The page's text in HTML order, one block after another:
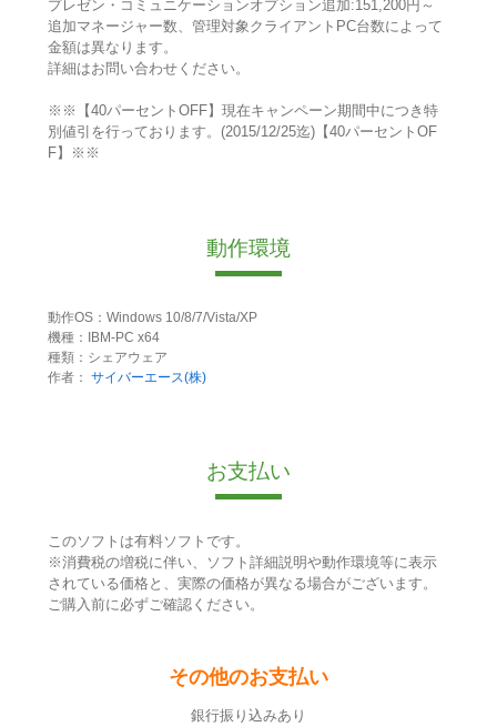
プレゼン・コミュニケーションオプション追加:151,200円～
追加マネージャー数、管理対象クライアントPC台数によって
金額は異なります。
詳細はお問い合わせください。
※※【40パーセントOFF】現在キャンペーン期間中につき特
別値引を行っております。(2015/12/25迄)【40パーセントOF
F】※※
動作環境
動作OS：Windows 10/8/7/Vista/XP
機種：IBM-PC x64
種類：シェアウェア
作者： サイバーエース(株)
お支払い
このソフトは有料ソフトです。
※消費税の増税に伴い、ソフト詳細説明や動作環境等に表示
されている価格と、実際の価格が異なる場合がございます。
ご購入前に必ずご確認ください。
その他のお支払い
銀行振り込みあり